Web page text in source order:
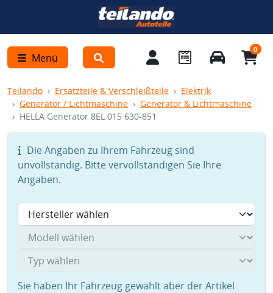
Menü
0
Teilando Ersatzteile & Verschleißteile
Elektrik
Generator / Lichtmaschine
Generator & Lichtmaschine
HELLA Generator 8EL 015 630-851
Die Angaben zu Ihrem Fahrzeug sind
unvollständig. Bitte vervollständigen Sie Ihre
Angaben.
Sie haben Ihr Fahrzeug gewählt aber der Artikel